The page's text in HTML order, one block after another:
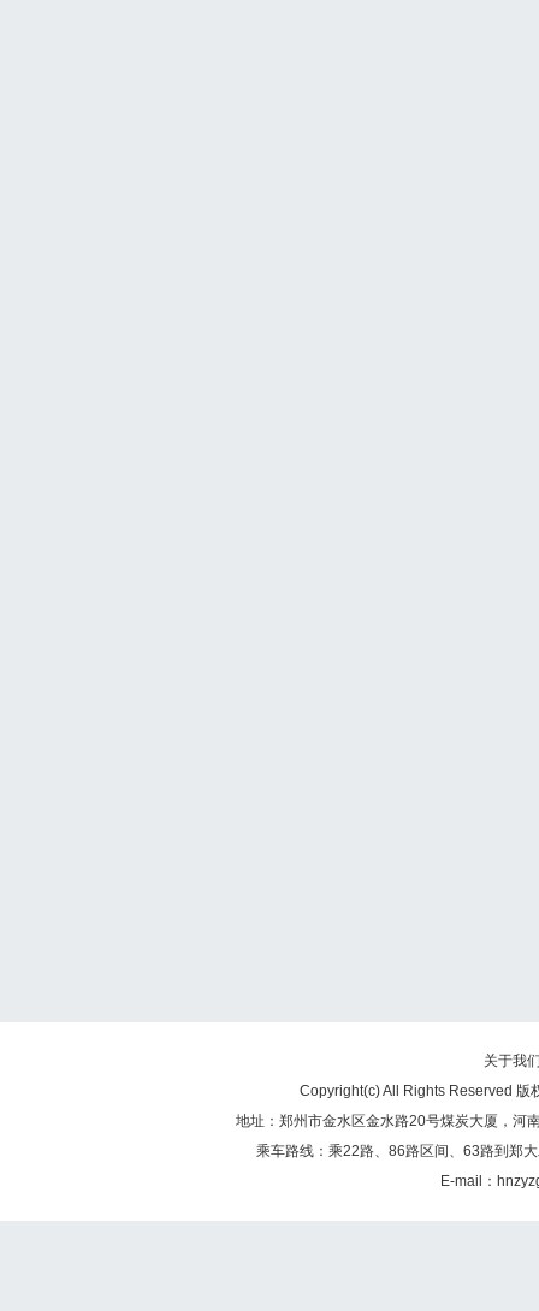
关于我
Copyright(c) All Rights Reserved 版
地址：郑州市金水区金水路20号煤炭大厦，河
乘车路线：乘22路、86路区间、63路到郑
E-mail：